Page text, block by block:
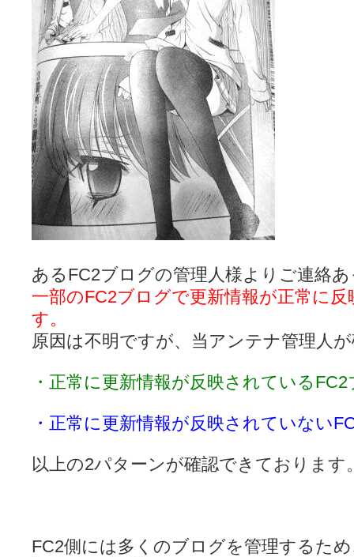
ユズポニッキ - 咲-Saki- / ☆ #咲実写 ☆告知☆オンライン上映会☆ 阿
ああ、あの牌？ - 咲-Saki- / シノハユ菰沢中関連(江津・大田)の登場舞
宮守大好き帳 / 告知 (13:04)
麻雀アニメ＆麻雀ゲームあれこれ / 厄介な相手だよ！ あんたは
ばるのまーじゃん日和 - 咲-saki- / クリスマス！！そして…
咲めも！ / ニワチョコ、尊い。 (04:23)
ＳＳＳ（咲ＳＳ）感想ブログ / 【SSS】憩 -Kei- 全国編第２２局『流局
ひまじんひまんじ / 読書の秋、と言います故 (08:00)
煌-Subara- - 咲-saki- / シノハユ感想 (13:19)
SYNTH 2006 - 咲 -Saki- / 阿知賀編をドヤ顔に着目しながらまたまた読
かえんだん - 咲-Saki- / 朱里「そげなこつ私がやっておきますから！」
Saki-1 グランプリ ～咲ワン～ / しわが誕生することは老化現象だと
木と木と木 - 咲-saki- / 新道寺の本
(00:00)
ヤンデレ・狂気の百合SSブログ / 【咲-Saki-SS：久咲】そして私たち
迷子の坊やのみちくさ日記 / 【連載感想】宮永照についてのあれこれ
私的素敵ジャンク / [咲-Saki-] 咲-Saki-第168局［端緒］感想
LAT. 39°20' N - 咲-Saki- / 永水航路 3 - 霧島の姫は、深山幽谷の頂で
エトピリカ!! - 咲-saki- / 咲-Saki-16巻 シノハユ7巻表紙予想 (11:05)
ニワカSakiファンの部屋 - 咲-Saki- / 咲の実写化について（再） (15:15)
低姿勢ニワカの麻雀 / マイナーカップリングSS感想
Hinamado blog - 咲-Saki- / リハビリテーション
咲ワン・neo[仮] / 私事。 (01:19)
EL HOLAZO - 咲-Saki- / 吉野から上り方面の帰り道、亀山JCT-四日市
咲-Saki-.長野編をにょろんと見てみるブログ - 咲-Saki- / 第143局[応変]
咲-Saki-カツゲン備忘録 / 咲-Saki-154局 【奮起】 マジかー！
百合っぽいぶろぐ - 咲-Saki- / シノハユ the down of age 5巻 (06:32)
妥当麻雀界ブログ / コミックマーケット８９に参加します
(11:00)
咲-saki-速報 / 一時休止のお知らせ (08:26)
What You Mean ? - 咲-Saki- / 第2回清澄エリア聖地巡礼ツアーレポート
あるFC2ブログの管理人様よりご連絡
一部のFC2ブログで更新情報が正常に
す。
原因は不明ですが、当アンテナ管理人
・正常に更新情報が反映されている
・正常に更新情報が反映されていない
以上の2パターンが確認できております
FC2側には多くのブログを管理するた